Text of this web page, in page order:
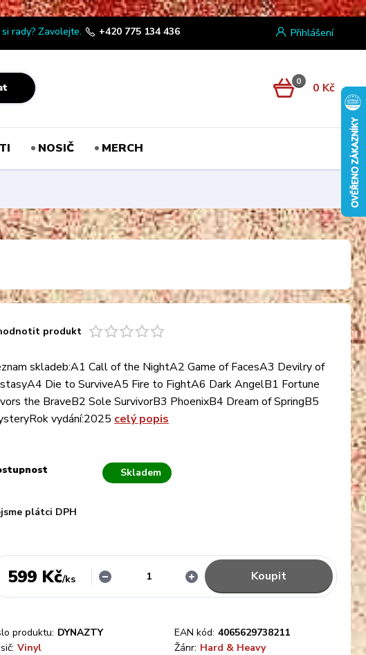
Přihlášení
rady? Zavolejte. +420 775 134 436
0 0 Kč
NOSIČ MERCH
produkt
skladeb:A1 Call of the NightA2 Game of FacesA3 Devilry of
Die to SurviveA5 Fire to FightA6 Dark AngelB1 Fortune
the BraveB2 Sole SurvivorB3 PhoenixB4 Dream of SpringB5
vydání:2025 celý popis
Skladem
plátci DPH
599 Kč/ks Koupit
produktu: DYNAZTY EAN kód: 4065629738211
Vinyl Žánr: Hard & Heavy